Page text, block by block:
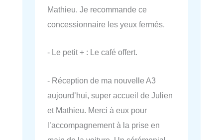
Mathieu. Je recommande ce
concessionnaire les yeux fermés.
- Le petit + : Le café offert.
- Réception de ma nouvelle A3
aujourd’hui, super accueil de Julien
et Mathieu. Merci à eux pour
l’accompagnement à la prise en